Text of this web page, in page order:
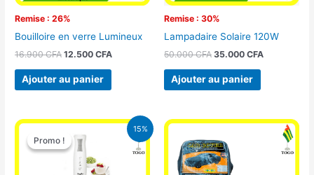
Remise : 26%
Bouilloire en verre Lumineux
16.900CFA 12.500CFA
Ajouter au panier
Remise : 30%
Lampadaire Solaire 120W
50.000CFA 35.000 CFA
Ajouter au panier
15%
Promo !
Promo !
Le
prix
initial
était :
12.900 CFA.
Le